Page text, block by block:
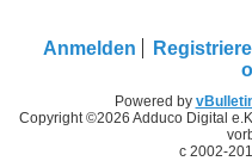
Anmelden
Powered by
Copyright ©2026 Adduco Digital
c 2002-